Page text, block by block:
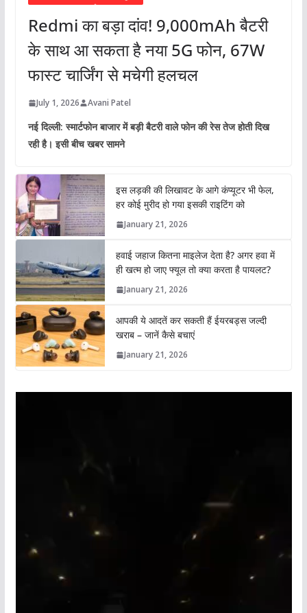
Redmi का बड़ा दांव! 9,000mAh बैटरी
के साथ आ सकता है नया 5G फोन, 67W
फास्ट चार्जिंग से मचेगी हलचल
July 1, 2026 Avani Patel
नई दिल्ली: स्मार्टफोन बाजार में बड़ी बैटरी वाले फोन की रेस तेज होती दिख
रही है। इसी बीच खबर सामने
इस लड़की की लिखावट के आगे कंप्यूटर भी फेल,
हर कोई मुरीद हो गया इसकी राइटिंग को
January 21, 2026
हवाई जहाज कितना माइलेज देता है? अगर हवा में
ही खत्म हो जाए फ्यूल तो क्या करता है पायलट?
January 21, 2026
आपकी ये आदतें कर सकती हैं ईयरबड्स जल्दी
खराब – जानें कैसे बचाएं
January 21, 2026